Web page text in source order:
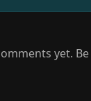
yet.